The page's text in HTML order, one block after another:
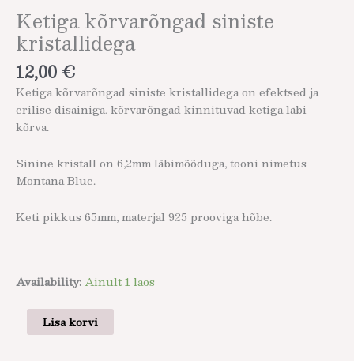
Ketiga kõrvarõngad siniste
kristallidega
12,00 €
Ketiga kõrvarõngad siniste kristallidega on efektsed ja
erilise disainiga, kõrvarõngad kinnituvad ketiga läbi
kõrva.
Sinine kristall on 6,2mm läbimõõduga, tooni nimetus
Montana Blue.
Keti pikkus 65mm, materjal 925 prooviga hõbe.
Availability:Ainult 1 laos
Lisa korvi